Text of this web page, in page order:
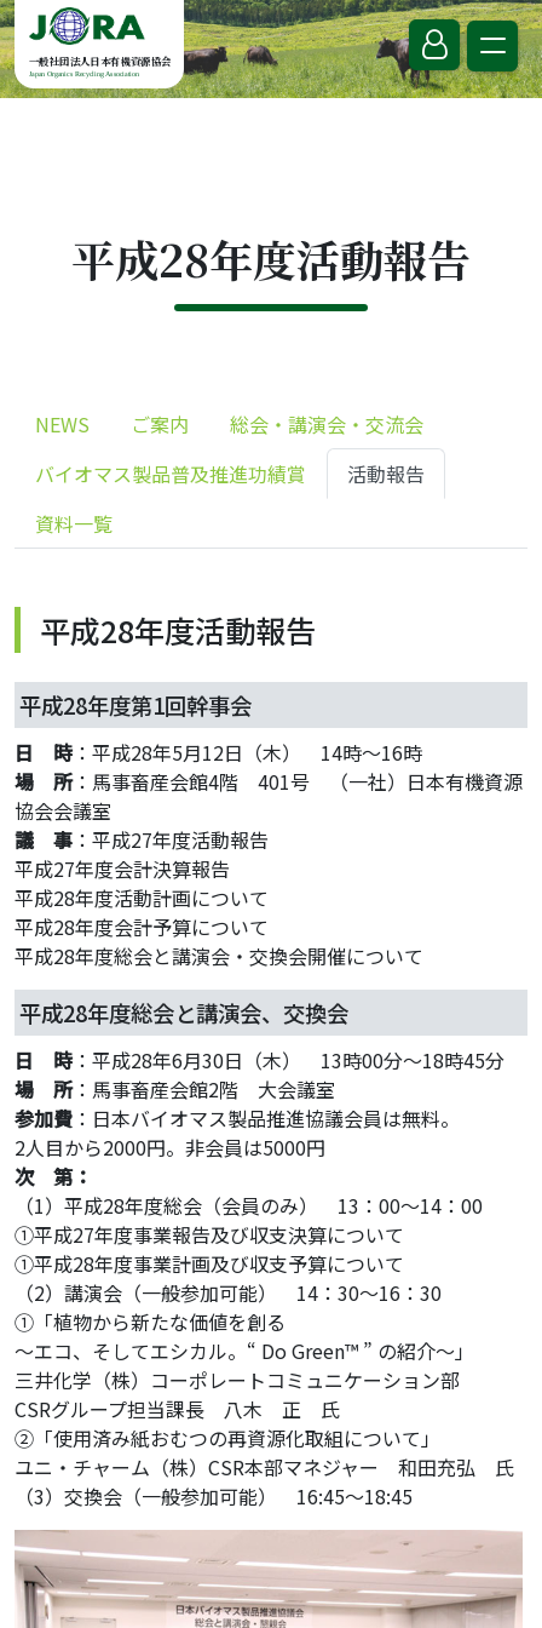
Skip to content
一般社団法人日本有機資源協会
Japan Organics Recycling Association
平成28年度活動報告
NEWS ご案内
総会・講演会・交流会
バイオマス製品普及推進功績賞
活動報告
資料一覧
平成28年度活動報告
平成28年度第1回幹事会
日 時：平成28年5月12日（木） 14時～16時
場 所：馬事畜産会館4階 401号 （一社）日本有機資源
協会会議室
議 事 ：平成27年度活動報告
平成27年度会計決算報告
平成28年度活動計画について
平成28年度会計予算について
平成28年度総会と講演会・交換会開催について
平成28年度総会と講演会、交換会
日 時：平成28年6月30日（木） 13時00分～18時45分
場 所：馬事畜産会館2階 大会議室
参加費 ：日本バイオマス製品推進協議会員は無料。
2人目から2000円。非会員は5000円
次 第：
（1）平成28年度総会（会員のみ） 13：00～14：00
①平成27年度事業報告及び収支決算について
①平成28年度事業計画及び収支予算について
（2）講演会（一般参加可能） 14：30～16：30
①「植物から新たな価値を創る
～エコ、そしてエシカル。“ Do Green™ ” の紹介～」
三井化学（株）コーポレートコミュニケーション部
CSRグループ担当課長 八木 正 氏
②「使用済み紙おむつの再資源化取組について」
ユニ・チャーム（株）CSR本部マネジャー 和田充弘 氏
（3）交換会（一般参加可能） 16:45～18:45